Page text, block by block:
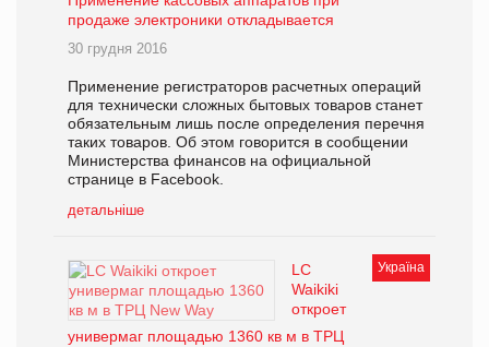
продаже электроники откладывается
30 грудня 2016
Применение регистраторов расчетных операций
для технически сложных бытовых товаров станет
обязательным лишь после определения перечня
таких товаров. Об этом говорится в сообщении
Министерства финансов на официальной
странице в Facebook.
детальніше
Україна
LC
Waikiki
откроет
универмаг площадью 1360 кв м в ТРЦ